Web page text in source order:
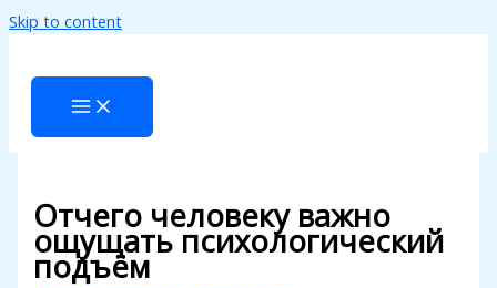
panel
panel
paketleri
Skip to content
Отчего человеку важно
ощущать психологический
подъём